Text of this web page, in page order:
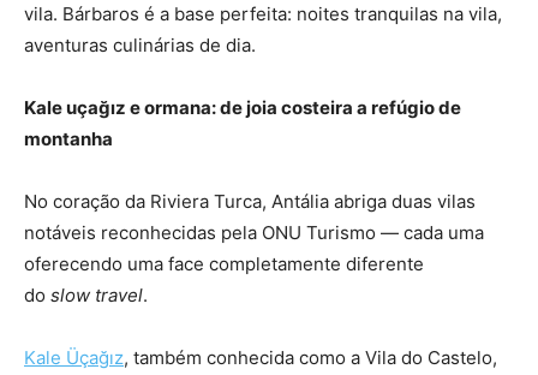
vila. Bárbaros é a base perfeita: noites tranquilas na vila,
aventuras culinárias de dia.
Kale uçağız e ormana: de joia costeira a refúgio de
montanha
No coração da Riviera Turca, Antália abriga duas vilas
notáveis reconhecidas pela ONU Turismo — cada uma
oferecendo uma face completamente diferente
do slow travel.
Kale Üçağız, também conhecida como a Vila do Castelo,